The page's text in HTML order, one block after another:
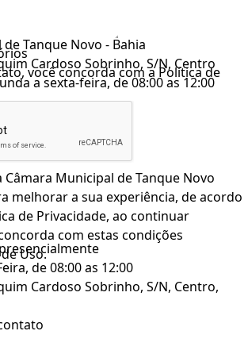
você concorda com aPolítica de
de 08:00 as 12:00
Cardoso Sobrinho, S/N, Centro,
nas redes sociais
Tanque Novo - Bahia
Cardoso Sobrinho, S/N, Centro
a sexta-feira, de 08:00 as 12:00
Câmara Municipal de Tanque Novo
melhorar a sua experiência, de acordo
de Privacidade, ao continuar
com estas condições
Uso.